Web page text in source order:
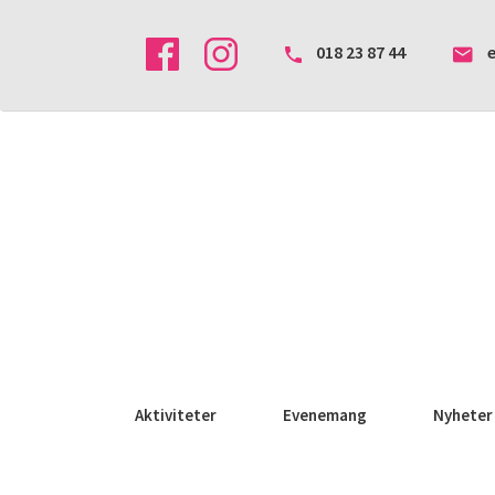
018 23 87 44
Aktiviteter Evenemang Nyheter